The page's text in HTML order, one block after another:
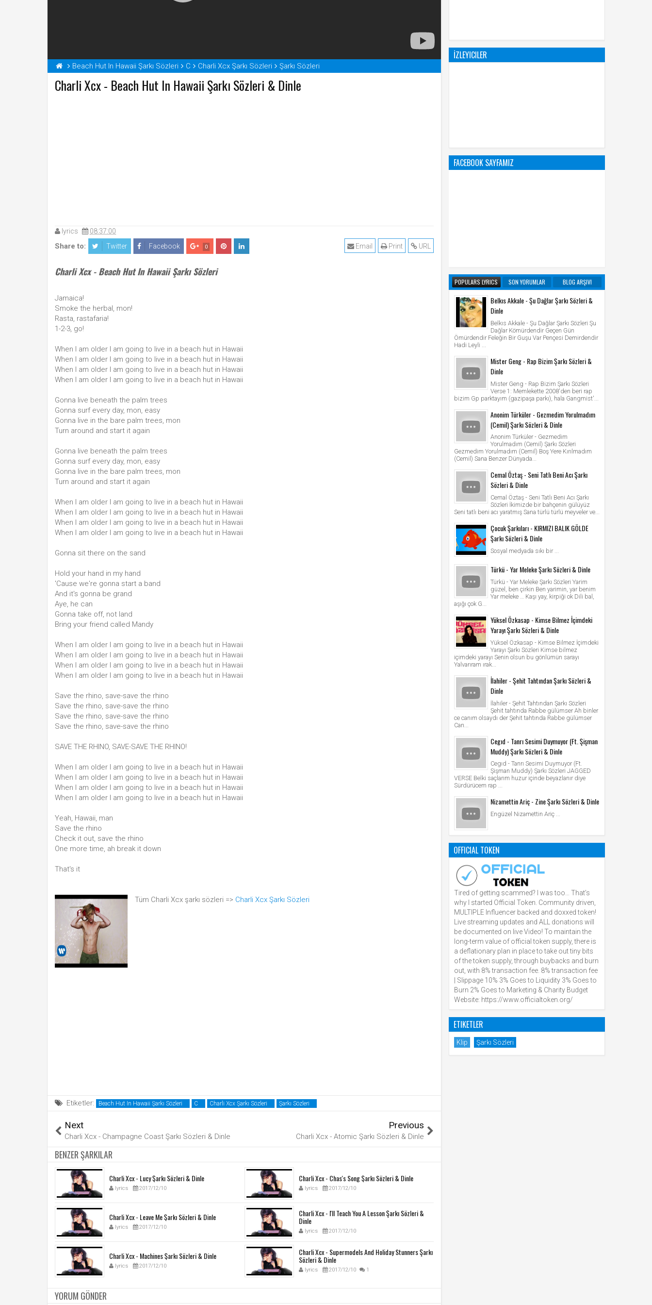
Beach Hut In Hawaii Şarkı Sözleri C Charli Xcx Şarkı Sözleri Şarkı Sözleri
Charli Xcx - Beach Hut In Hawaii Şarkı Sözleri & Dinle
lyrics 08:37:00
Share to: Twitter Facebook 0 URL
Print
Email
Charli Xcx - Beach Hut In Hawaii Şarkı Sözleri
Jamaica!
Smoke the herbal, mon!
Rasta, rastafaria!
1-2-3, go!
When I am older I am going to live in a beach hut in Hawaii
When I am older I am going to live in a beach hut in Hawaii
When I am older I am going to live in a beach hut in Hawaii
When I am older I am going to live in a beach hut in Hawaii
Gonna live beneath the palm trees
Gonna surf every day, mon, easy
Gonna live in the bare palm trees, mon
Turn around and start it again
Gonna live beneath the palm trees
Gonna surf every day, mon, easy
Gonna live in the bare palm trees, mon
Turn around and start it again
When I am older I am going to live in a beach hut in Hawaii
When I am older I am going to live in a beach hut in Hawaii
When I am older I am going to live in a beach hut in Hawaii
When I am older I am going to live in a beach hut in Hawaii
Gonna sit there on the sand
Hold your hand in my hand
'Cause we're gonna start a band
And it's gonna be grand
Aye, he can
Gonna take off, not land
Bring your friend called Mandy
When I am older I am going to live in a beach hut in Hawaii
When I am older I am going to live in a beach hut in Hawaii
When I am older I am going to live in a beach hut in Hawaii
When I am older I am going to live in a beach hut in Hawaii
Save the rhino, save-save the rhino
Save the rhino, save-save the rhino
Save the rhino, save-save the rhino
Save the rhino, save-save the rhino
SAVE THE RHINO, SAVE-SAVE THE RHINO!
When I am older I am going to live in a beach hut in Hawaii
When I am older I am going to live in a beach hut in Hawaii
When I am older I am going to live in a beach hut in Hawaii
When I am older I am going to live in a beach hut in Hawaii
Yeah, Hawaii, man
Save the rhino
Check it out, save the rhino
One more time, ah break it down
That's it
Tüm Charli Xcx şarkı sözleri => Charli Xcx Şarkı Sözleri
Etiketler: Beach Hut In Hawaii Şarkı Sözleri C Charli Xcx Şarkı Sözleri Şarkı Sözleri
Next
Charli Xcx - Champagne Coast Şarkı Sözleri & Dinle
Previous
Charli Xcx - Atomic Şarkı Sözleri & Dinle
BENZER ŞARKILAR
Charli Xcx - Lucy Şarkı Sözleri & Dinle
lyrics 2017/12/10
Charli Xcx - Chas's Song Şarkı Sözleri & Dinle
lyrics 2017/12/10
Charli Xcx - Leave Me Şarkı Sözleri & Dinle
lyrics 2017/12/10
Charli Xcx - I'll Teach You A Lesson Şarkı Sözleri &
Dinle
lyrics 2017/12/10
Charli Xcx - Machines Şarkı Sözleri & Dinle
lyrics 2017/12/10
Charli Xcx - Supermodels And Holiday Stunners Şarkı
Sözleri & Dinle
lyrics 2017/12/10 1
YORUM GÖNDER
İZLEYICILER
FACEBOOK SAYFAMIZ
POPULARS LYRICS SON YORUMLAR BLOG ARŞIVI
Belkıs Akkale - Şu Dağlar Şarkı Sözleri &
Dinle
Belkıs Akkale - Şu Dağlar Şarkı Sözleri Şu
Dağlar Kömürdendir Geçen Gün
Ömürdendir Feleğin Bir Guşu Var Pençesi Demirdendir
Hadi Leyli ...
Mister Geng - Rap Bizim Şarkı Sözleri &
Dinle
Mister Geng - Rap Bizim Şarkı Sözleri
Verse 1: Memlekette 2008'den beri rap
bizim Gp parktayım (gazipaşa parkı), hala Gangmist'...
Anonim Türküler - Gezmedim Yorulmadım
(Cemil) Şarkı Sözleri & Dinle
Anonim Türküler - Gezmedim
Yorulmadım (Cemil) Şarkı Sözleri
Gezmedim Yorulmadım (Cemil) Boş Yere Kırılmadım
(Cemil) Sana Benzer Dünyada...
Cemal Öztaş - Seni Tatlı Beni Acı Şarkı
Sözleri & Dinle
Cemal Öztaş - Seni Tatlı Beni Acı Şarkı
Sözleri İkimizde bir bahçenin gülüyüz
Seni tatlı beni acı yaratmış Sana türlü türlü meyveler ve...
Çocuk Şarkıları - KIRMIZI BALIK GÖLDE
Şarkı Sözleri & Dinle
Sosyal medyada sıkı bir ...
Türkü - Yar Meleke Şarkı Sözleri & Dinle
Türkü - Yar Meleke Şarkı Sözleri Yarim
güzel, ben çirkin Ben yarimin, yar benim
Yar meleke … Kaşı yay, kirpiği ok Dili bal,
aşığı çok G...
Yüksel Özkasap - Kimse Bilmez İçimdeki
Yarayı Şarkı Sözleri & Dinle
Yüksel Özkasap - Kimse Bilmez İçimdeki
Yarayı Şarkı Sözleri Kimse bilmez
içimdeki yarayı Senin olsun bu gönlümün sarayı
Yalvarıram ırak...
İlahiler - Şehit Tahtından Şarkı Sözleri &
Dinle
İlahiler - Şehit Tahtından Şarkı Sözleri
Şehit tahtında Rabbe gülümser Ah binler
ce canım olsaydı der Şehit tahtında Rabbe gülümser
Can...
Cegıd - Tanrı Sesimi Duymuyor (Ft. Şişman
Muddy) Şarkı Sözleri & Dinle
Cegıd - Tanrı Sesimi Duymuyor (Ft.
Şişman Muddy) Şarkı Sözleri JAGGED
VERSE Belki saçlarım huzur içinde beyazlanır diye
Sürdürücem rap ...
Nizamettin Ariç - Zine Şarkı Sözleri & Dinle
Engüzel Nizamettin Ariç ...
OFFICIAL TOKEN
Tired of getting scammed? I was too… That’s
why I started Official Token. Community driven,
MULTIPLE Influencer backed and doxxed token!
Live streaming updates and ALL donations will
be documented on live Video! To maintain the
long-term value of official token supply, there is
a deflationary plan in place to take out tiny bits
of the token supply, through buybacks and burn
out, with 8% transaction fee. 8% transaction fee
| Slippage 10% 3% Goes to Liquidity 3% Goes to
Burn 2% Goes to Marketing & Charity Budget
Website: https://www.officialtoken.org/
ETIKETLER
Klip Şarkı Sözleri